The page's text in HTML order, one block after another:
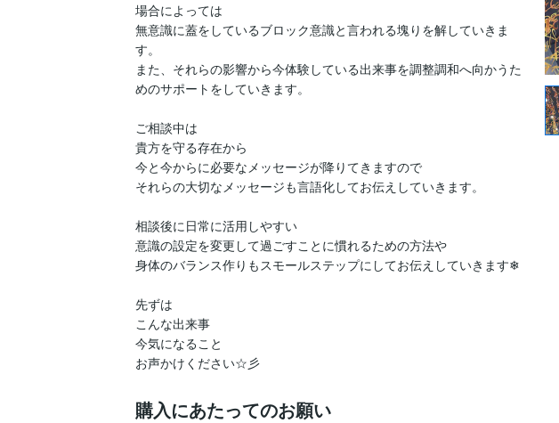
場合によっては
無意識に蓋をしているブロック意識と言われる塊りを解していきま
す。
また、それらの影響から今体験している出来事を調整調和へ向かうた
めのサポートをしていきます。
ご相談中は
貴方を守る存在から
今と今からに必要なメッセージが降りてきますので
それらの大切なメッセージも言語化してお伝えしていきます。
相談後に日常に活用しやすい
意識の設定を変更して過ごすことに慣れるための方法や
身体のバランス作りもスモールステップにしてお伝えしていきます❄
先ずは
こんな出来事
今気になること
お声かけください☆彡
購入にあたってのお願い